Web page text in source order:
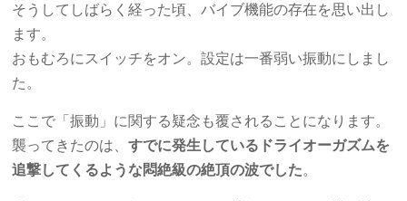
そうしてしばらく経った頃、バイブ機能の存在を思い出し
ます。
おもむろにスイッチをオン。設定は一番弱い振動にしまし
た。
ここで「振動」に関する疑念も覆されることになります。
襲ってきたのは、すでに発生しているドライオーガズムを
追撃してくるような悶絶級の絶頂の波でした。